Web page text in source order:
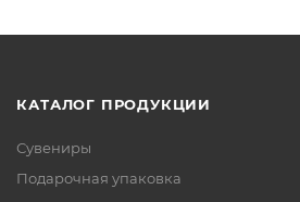
КАТАЛОГ ПРОДУКЦИИ
Сувениры
Подарочная упаковка